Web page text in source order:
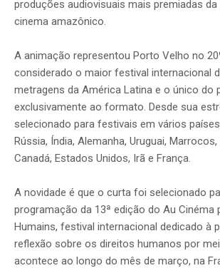
produções audiovisuais mais premiadas
cinema amazônico.
A animação representou Porto Velho no
considerado o maior festival internacional
metragens da América Latina e o único do
exclusivamente ao formato. Desde sua
selecionado para festivais em vários
Rússia, Índia, Alemanha, Uruguai,
Canadá, Estados Unidos, Irã e França.
A novidade é que o curta foi selecionado
programação da 13ª edição do Au Cinéma
Humains, festival internacional dedicado à
reflexão sobre os direitos humanos por
acontece ao longo do mês de março, na